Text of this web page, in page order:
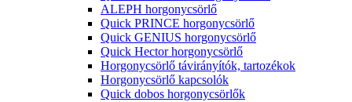
ALEPH horgonycsörlő
Quick PRINCE horgonycsörlő
Quick GENIUS horgonycsörlő
Quick Hector horgonycsörlő
Horgonycsörlő távirányítók, tartozékok
Horgonycsörlő kapcsolók
Quick dobos horgonycsörlők